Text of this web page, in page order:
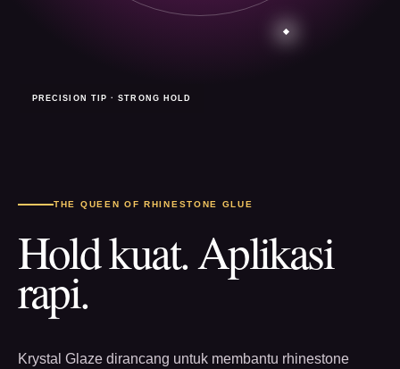
PRECISION TIP · STRONG HOLD
THE QUEEN OF RHINESTONE GLUE
Hold kuat. Aplikasi
rapi.
Krystal Glaze dirancang untuk membantu rhinestone